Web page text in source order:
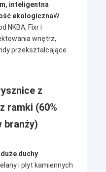
inteligentna
ekologicznaW
NKBA, Fixr i
wnętrz,
przekształcające
z
ramki (60%
branży)
duże duchy
i płyt kamiennych